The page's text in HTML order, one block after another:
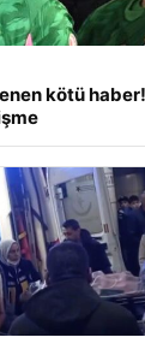
kötü